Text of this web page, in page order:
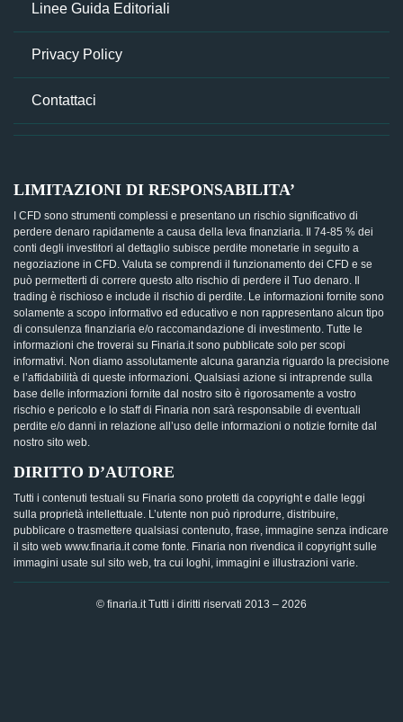
Linee Guida Editoriali
Privacy Policy
Contattaci
LIMITAZIONI DI RESPONSABILITA’
I CFD sono strumenti complessi e presentano un rischio significativo di
perdere denaro rapidamente a causa della leva finanziaria. Il 74-85 % dei
conti degli investitori al dettaglio subisce perdite monetarie in seguito a
negoziazione in CFD. Valuta se comprendi il funzionamento dei CFD e se
può permetterti di correre questo alto rischio di perdere il Tuo denaro. Il
trading è rischioso e include il rischio di perdite. Le informazioni fornite sono
solamente a scopo informativo ed educativo e non rappresentano alcun tipo
di consulenza finanziaria e/o raccomandazione di investimento. Tutte le
informazioni che troverai su Finaria.it sono pubblicate solo per scopi
informativi. Non diamo assolutamente alcuna garanzia riguardo la precisione
e l’affidabilità di queste informazioni. Qualsiasi azione si intraprende sulla
base delle informazioni fornite dal nostro sito è rigorosamente a vostro
rischio e pericolo e lo staff di Finaria non sarà responsabile di eventuali
perdite e/o danni in relazione all’uso delle informazioni o notizie fornite dal
nostro sito web.
DIRITTO D’AUTORE
Tutti i contenuti testuali su Finaria sono protetti da copyright e dalle leggi
sulla proprietà intellettuale. L’utente non può riprodurre, distribuire,
pubblicare o trasmettere qualsiasi contenuto, frase, immagine senza indicare
il sito web www.finaria.it come fonte. Finaria non rivendica il copyright sulle
immagini usate sul sito web, tra cui loghi, immagini e illustrazioni varie.
© finaria.it Tutti i diritti riservati 2013 – 2026